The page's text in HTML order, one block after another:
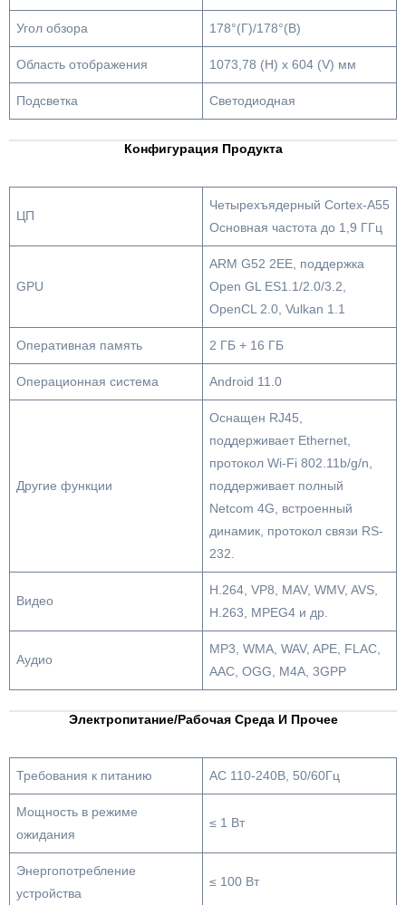
Угол обзора 178°(Г)/178°(В)
Область отображения 1073,78 (H) x 604 (V) мм
Подсветка Светодиодная
Конфигурация Продукта
ЦП
Четырехъядерный Cortex-A55
Основная частота до 1,9 ГГц
GPU
ARM G52 2EE, поддержка
Open GL ES1.1/2.0/3.2,
OpenCL 2.0, Vulkan 1.1
Оперативная память 2 ГБ + 16 ГБ
Операционная система Android 11.0
Другие функции
Оснащен RJ45,
поддерживает Ethernet,
протокол Wi-Fi 802.11b/g/n,
поддерживает полный
Netcom 4G, встроенный
динамик, протокол связи RS-
232.
Видео
H.264, VP8, MAV, WMV, AVS,
H.263, MPEG4 и др.
Аудио
MP3, WMA, WAV, APE, FLAC,
AAC, OGG, M4A, 3GPP
Электропитание/рабочая Среда И Прочее
Требования к питанию AC 110-240В, 50/60Гц
Мощность в режиме
ожидания
≤ 1 Вт
Энергопотребление
устройства
≤ 100 Вт